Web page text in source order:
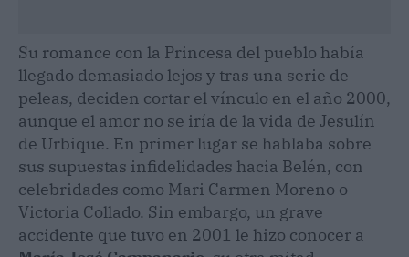
Su romance con la Princesa del pueblo había
llegado demasiado lejos y tras una serie de
peleas, deciden cortar el vínculo en el año 2000,
aunque el amor no se iría de la vida de Jesulín
de Urbique. En primer lugar se hablaba sobre
sus supuestas infidelidades hacia Belén, con
celebridades como Mari Carmen Moreno o
Victoria Collado. Sin embargo, un grave
accidente que tuvo en 2001 le hizo conocer a